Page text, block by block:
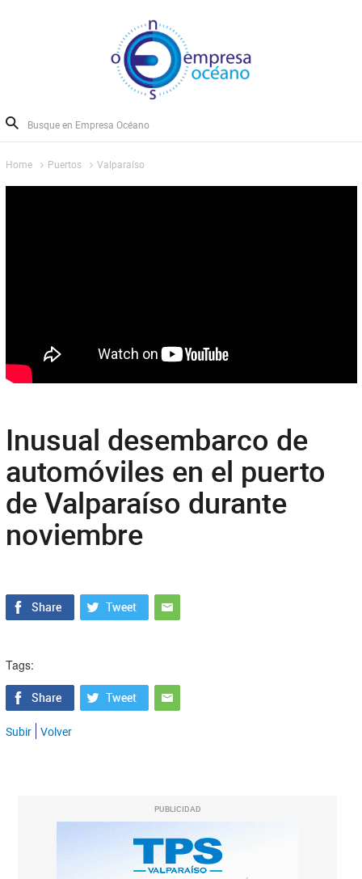
Home Puertos Valparaíso
Inusual desembarco de
automóviles en el puerto
de Valparaíso durante
noviembre
Tags:
Subir Volver
PUBLICIDAD